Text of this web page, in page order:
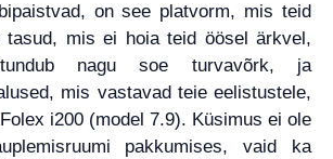
on see platvorm, mis teid
tasud, mis ei hoia teid öösel ärkvel,
nagu soe turvavõrk, ja
mis vastavad teie eelistustele,
i200 (model 7.9). Küsimus ei ole
pakkumises, vaid ka